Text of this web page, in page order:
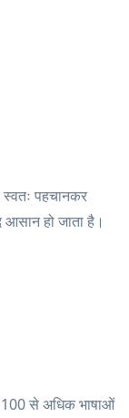
स्वतः पहचानकर
हो जाता है।
100 से अधिक भाषाओं